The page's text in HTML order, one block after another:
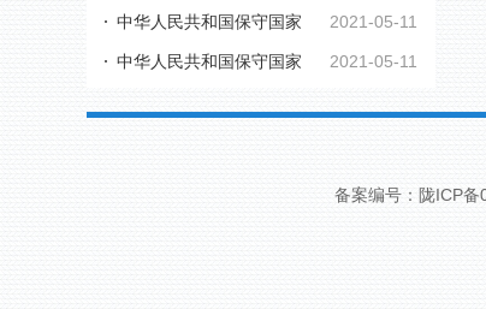
利性职业投诉举报... 2021-05-11
中华人民共和国保守国家
秘密法 2021-05-11
中华人民共和国保守国家
备案编号：陇ICP